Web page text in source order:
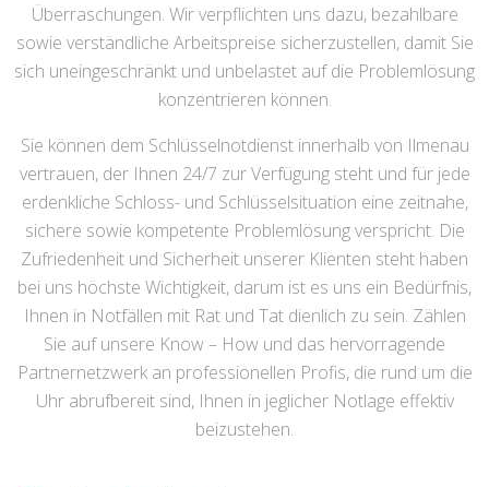
Überraschungen. Wir verpflichten uns dazu, bezahlbare
sowie verständliche Arbeitspreise sicherzustellen, damit Sie
sich uneingeschränkt und unbelastet auf die Problemlösung
konzentrieren können.
Sie können dem Schlüsselnotdienst innerhalb von Ilmenau
vertrauen, der Ihnen 24/7 zur Verfügung steht und für jede
erdenkliche Schloss- und Schlüsselsituation eine zeitnahe,
sichere sowie kompetente Problemlösung verspricht. Die
Zufriedenheit und Sicherheit unserer Klienten steht haben
bei uns höchste Wichtigkeit, darum ist es uns ein Bedürfnis,
Ihnen in Notfällen mit Rat und Tat dienlich zu sein. Zählen
Sie auf unsere Know – How und das hervorragende
Partnernetzwerk an professionellen Profis, die rund um die
Uhr abrufbereit sind, Ihnen in jeglicher Notlage effektiv
beizustehen.